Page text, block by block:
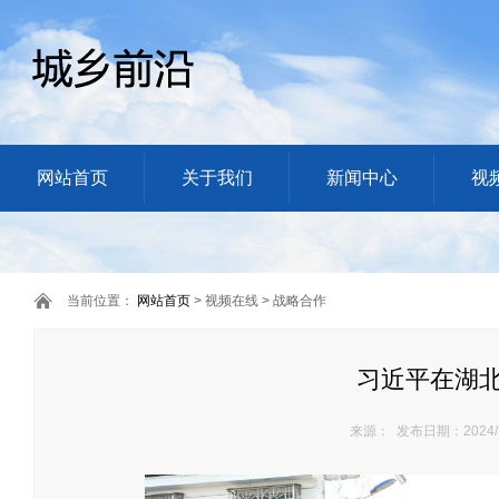
网站首页 关于我们 新闻中心 视
当前位置： 网站首页 > 视频在线 > 战略合作
习近平在湖
来源： 发布日期：